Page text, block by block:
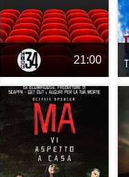
21:00